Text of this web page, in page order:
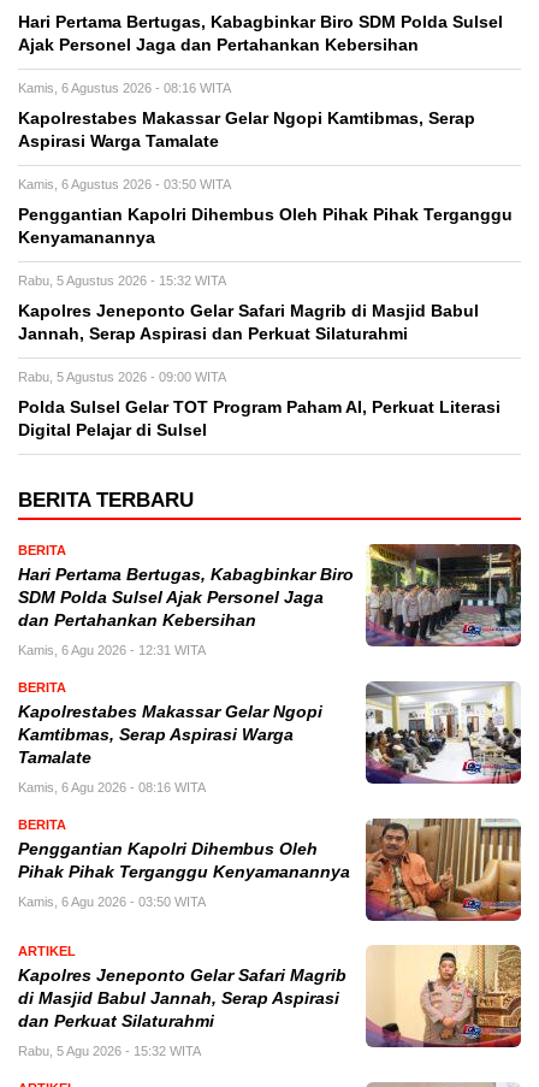
Hari Pertama Bertugas, Kabagbinkar Biro SDM Polda Sulsel
Ajak Personel Jaga dan Pertahankan Kebersihan
Kamis, 6 Agustus 2026 - 08:16 WITA
Kapolrestabes Makassar Gelar Ngopi Kamtibmas, Serap
Aspirasi Warga Tamalate
Kamis, 6 Agustus 2026 - 03:50 WITA
Penggantian Kapolri Dihembus Oleh Pihak Pihak Terganggu
Kenyamanannya
Rabu, 5 Agustus 2026 - 15:32 WITA
Kapolres Jeneponto Gelar Safari Magrib di Masjid Babul
Jannah, Serap Aspirasi dan Perkuat Silaturahmi
Rabu, 5 Agustus 2026 - 09:00 WITA
Polda Sulsel Gelar TOT Program Paham AI, Perkuat Literasi
Digital Pelajar di Sulsel
BERITA TERBARU
BERITA
Hari Pertama Bertugas, Kabagbinkar Biro
SDM Polda Sulsel Ajak Personel Jaga
dan Pertahankan Kebersihan
Kamis, 6 Agu 2026 - 12:31 WITA
BERITA
Kapolrestabes Makassar Gelar Ngopi
Kamtibmas, Serap Aspirasi Warga
Tamalate
Kamis, 6 Agu 2026 - 08:16 WITA
BERITA
Penggantian Kapolri Dihembus Oleh
Pihak Pihak Terganggu Kenyamanannya
Kamis, 6 Agu 2026 - 03:50 WITA
ARTIKEL
Kapolres Jeneponto Gelar Safari Magrib
di Masjid Babul Jannah, Serap Aspirasi
dan Perkuat Silaturahmi
Rabu, 5 Agu 2026 - 15:32 WITA